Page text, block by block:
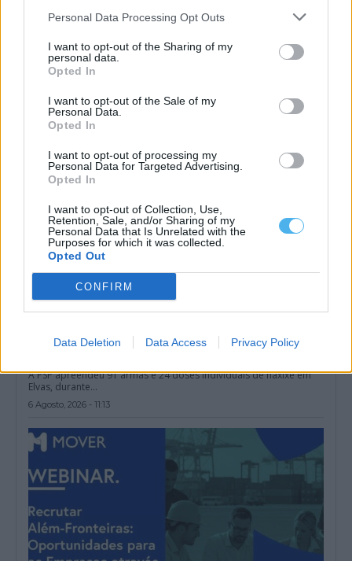
Personal Data Processing Opt Outs
I want to opt-out of the Sharing of my
personal data.
Opted In
I want to opt-out of the Sale of my
Personal Data.
Opted In
I want to opt-out of processing my
Personal Data for Targeted Advertising.
Opted In
I want to opt-out of Collection, Use,
Retention, Sale, and/or Sharing of my
Personal Data that Is Unrelated with the
Purposes for which it was collected.
Opted Out
CONFIRM
Data Deletion Data Access Privacy Policy
Arbitragem: Luís Godinho nomeado para jogo do Porto, Pedro
A Federação Portuguesa de Futebol (FPF) divulgou as nomeações
dos árbitros para a jornada...
6 Agosto, 2026 - 11:29
A PSP apreendeu 91 armas e 24 doses individuais de haxixe em
Elvas, durante...
6 Agosto, 2026 - 11:13